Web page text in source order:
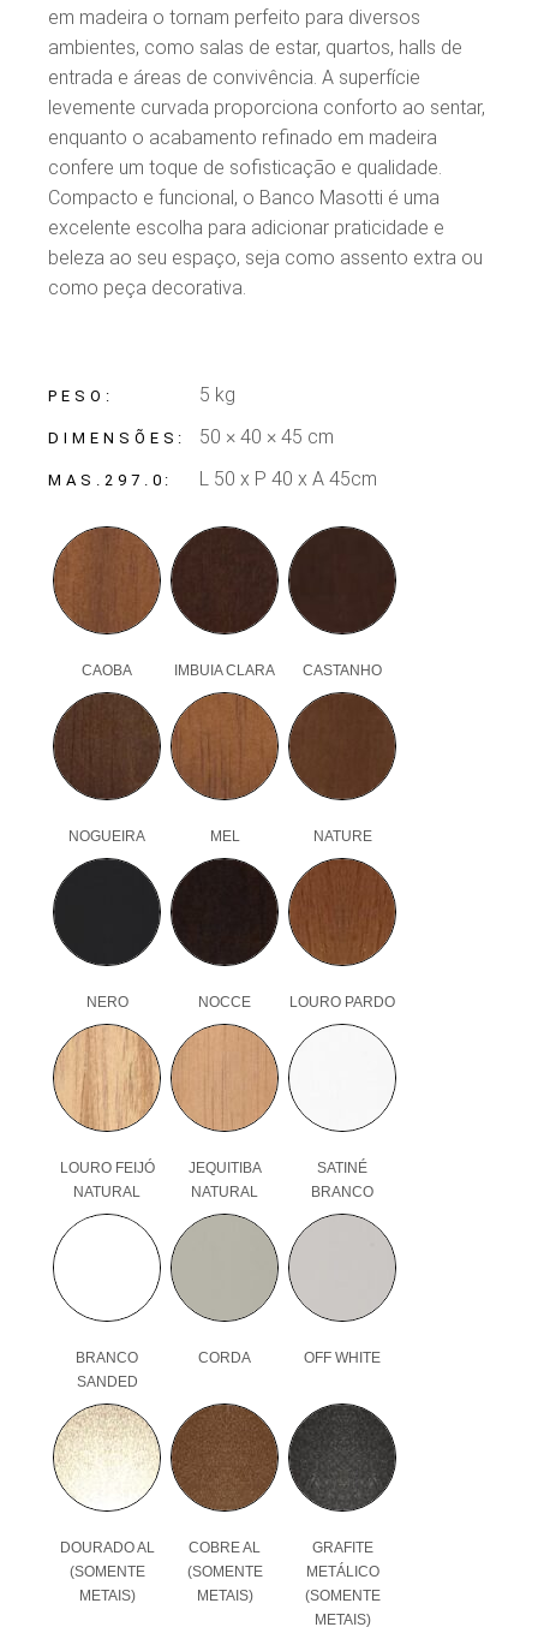
em madeira o tornam perfeito para diversos
ambientes, como salas de estar, quartos, halls de
entrada e áreas de convivência. A superfície
levemente curvada proporciona conforto ao sentar,
enquanto o acabamento refinado em madeira
confere um toque de sofisticação e qualidade.
Compacto e funcional, o Banco Masotti é uma
excelente escolha para adicionar praticidade e
beleza ao seu espaço, seja como assento extra ou
como peça decorativa.
PESO 5 kg
DIMENSÕES 50 × 40 × 45 cm
MAS.297.0 L 50 x P 40 x A 45cm
CAOBA IMBUIA CLARA CASTANHO
NOGUEIRA MEL NATURE
NERO NOCCE LOURO PARDO
LOURO FEIJÓ
NATURAL
JEQUITIBA
NATURAL
SATINÉ
BRANCO
BRANCO
SANDED
CORDA OFF WHITE
DOURADO AL
(SOMENTE
METAIS)
COBRE AL
(SOMENTE
METAIS)
GRAFITE
METÁLICO
(SOMENTE
METAIS)